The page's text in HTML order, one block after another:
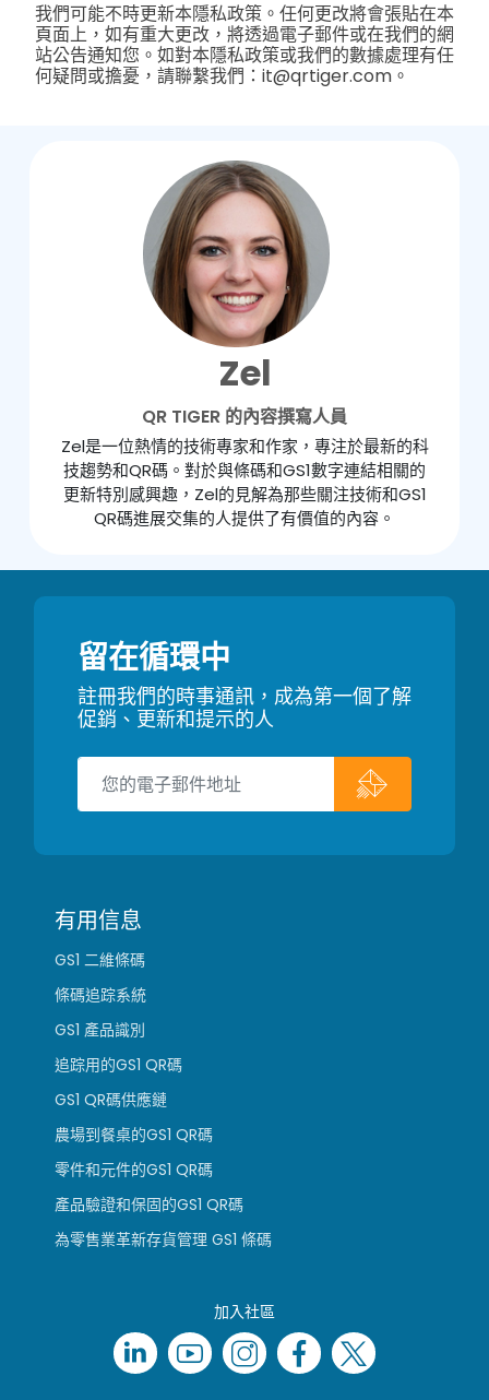
我們可能不時更新本隱私政策。任何更改將會張貼在本
頁面上，如有重大更改，將透過電子郵件或在我們的網
站公告通知您。如對本隱私政策或我們的數據處理有任
何疑問或擔憂，請聯繫我們：it@qrtiger.com。
Zel
QR TIGER 的內容撰寫人員
Zel是一位熱情的技術專家和作家，專注於最新的科
技趨勢和QR碼。對於與條碼和GS1數字連結相關的
更新特別感興趣，Zel的見解為那些關注技術和GS1
QR碼進展交集的人提供了有價值的內容。
留在循環中
註冊我們的時事通訊，成為第一個了解
促銷、更新和提示的人
有用信息
GS1 二維條碼
條碼追踪系統
GS1 產品識別
追踪用的GS1 QR碼
GS1 QR碼供應鏈
農場到餐桌的GS1 QR碼
零件和元件的GS1 QR碼
產品驗證和保固的GS1 QR碼
為零售業革新存貨管理 GS1 條碼
加入社區